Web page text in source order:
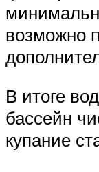
возможно
В итоге
бассейн
купание